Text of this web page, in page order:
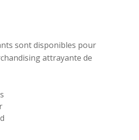
sont disponibles pour
attrayante de